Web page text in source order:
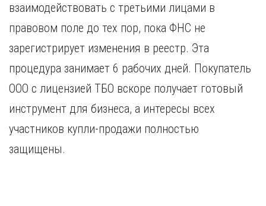
взаимодействовать с третьими лицами в
правовом поле до тех пор, пока ФНС не
зарегистрирует изменения в реестр. Эта
процедура занимает 6 рабочих дней. Покупатель
ООО с лицензией ТБО вскоре получает готовый
инструмент для бизнеса, а интересы всех
участников купли-продажи полностью
защищены.